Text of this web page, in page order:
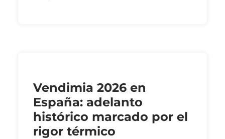
Vendimia 2026 en
España: adelanto
histórico marcado por el
rigor térmico